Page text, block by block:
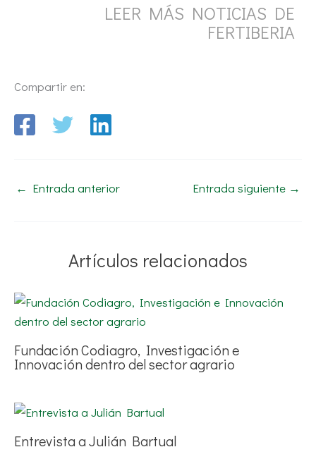
LEER MÁS NOTICIAS DE
FERTIBERIA
Compartir en:
← Entrada anterior Entrada siguiente →
Artículos relacionados
Fundación Codiagro, Investigación e
Innovación dentro del sector agrario
Entrevista a Julián Bartual